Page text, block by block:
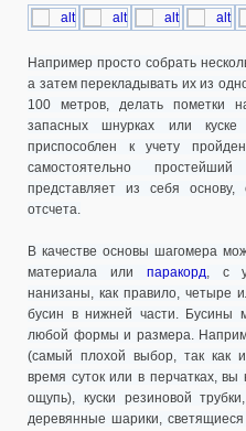
Например просто собрать
а затем перекладывать их из
100 метров, делать пометки
запасных шнурках или
приспособлен к учету
самостоятельно
представляет из себя
отсчета.
В качестве основы шагомера
материала или паракорд, с
нанизаны, как правило, четыре
бусин в нижней части. Бусины
любой формы и размера.
(самый плохой выбор, так как
время суток или в перчатках,
ощупь), куски резиновой
деревянные шарики,